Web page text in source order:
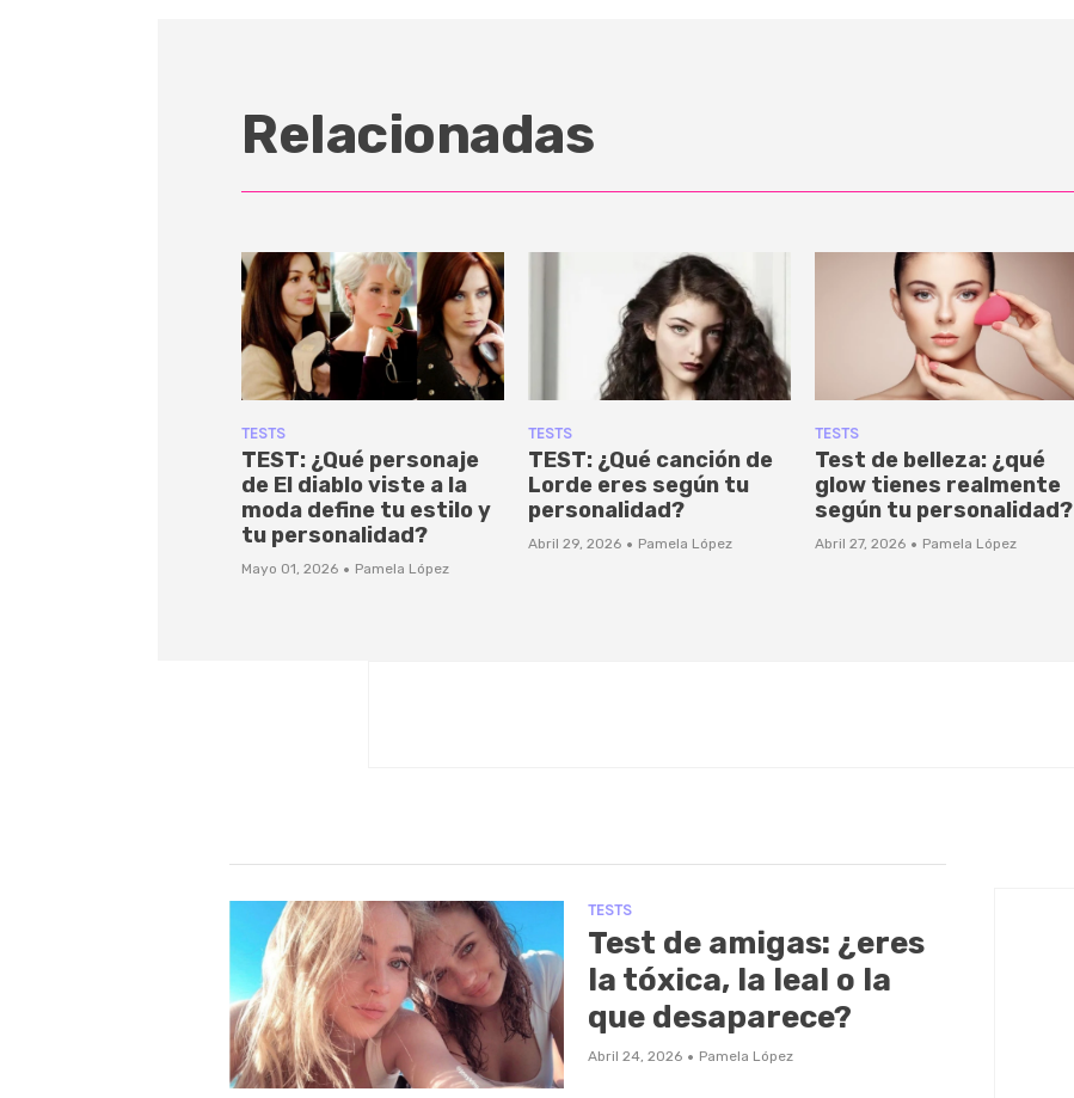
Relacionadas
TESTS
TEST: ¿Qué personaje
de El diablo viste a la
moda define tu estilo y
tu personalidad?
Mayo 01, 2026 · Pamela López
TESTS
TEST: ¿Qué canción de
Lorde eres según tu
personalidad?
Abril 29, 2026 · Pamela López
TESTS
Test de belleza: ¿qué
glow tienes realmente
según tu personalidad?
Abril 27, 2026 · Pamela López
TESTS
Test de amigas: ¿eres
la tóxica, la leal o la
que desaparece?
Abril 24, 2026 · Pamela López